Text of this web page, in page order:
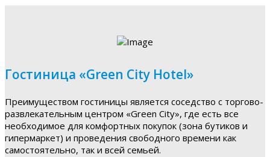
Гостиница «Green City Hotel»
Преимуществом гостиницы является соседство с торгово-
развлекательным центром «Green City», где есть все
необходимое для комфортных покупок (зона бутиков и
гипермаркет) и проведения свободного времени как
самостоятельно, так и всей семьей.